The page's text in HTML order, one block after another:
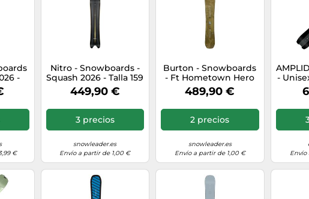
-
Gris
€
Nitro - Snowboards -
Squash 2026 - Talla 159
cm - Negro Negro 159
cm
449,90 €
3 precios
snowleader.es
Envío a partir de 1,00 €
Burton - Snowboards
- Ft Hometown Hero
Family Tree 2026 -
Talla 156W cm - Caqui
489,90 €
2 precios
snowleader.es
Envío a partir de 1,00 €
-
Envío